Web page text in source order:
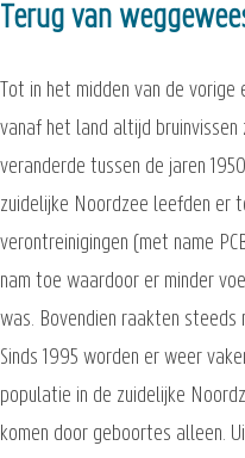
Terug van
Tot in het midden van de
vanaf het land altijd
veranderde tussen de jaren
zuidelijke Noordzee leefden er
verontreinigingen (met name
nam toe waardoor er minder
was. Bovendien raakten
Sinds 1995 worden er weer
populatie in de zuidelijke
komen door geboortes alleen.